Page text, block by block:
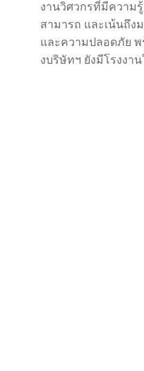
งานวิศวกรที่มีความ
สามารถ และเน้นถึง
และความปลอดภัย
งบริษัทฯ ยังมีโรงงา